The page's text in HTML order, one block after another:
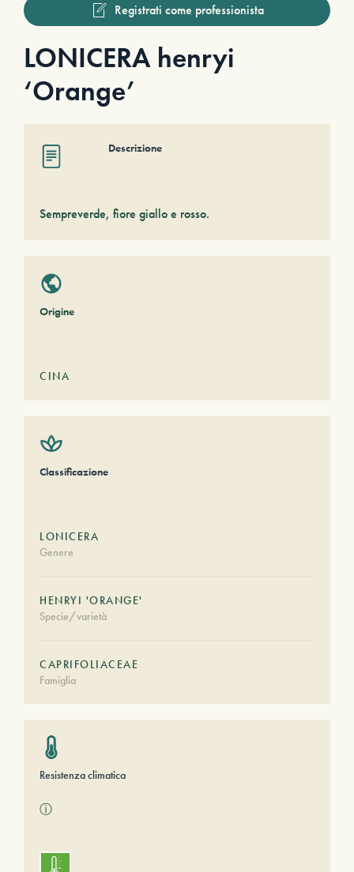
Registrati come professionista
LONICERA henryi
‘Orange’
Descrizione
Sempreverde, fiore giallo e rosso.
Origine
CINA
Classificazione
LONICERA
Genere
HENRYI 'ORANGE'
Specie/varietà
CAPRIFOLIACEAE
Famiglia
Resistenza climatica
ⓘ